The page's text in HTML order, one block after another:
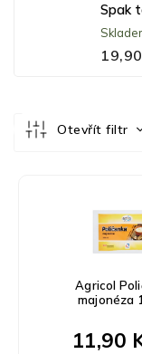
Spak
Otevřít filtr
Agricol
majonéza
11,90